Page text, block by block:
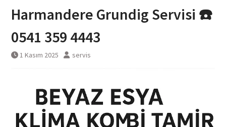
Harmandere Grundig Servisi ☎️
0541 359 4443
1 Kasım 2025 servis